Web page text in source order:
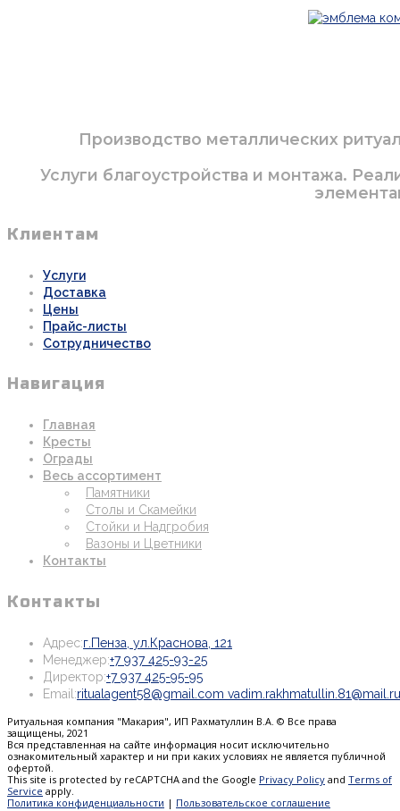
Производство металлических
Услуги благоустройства и монтажа.
Клиентам
Услуги
Доставка
Цены
Прайс-листы
Сотрудничество
Навигация
Главная
Кресты
Ограды
Весь ассортимент
Памятники
Столы и Скамейки
Стойки и Надгробия
Вазоны и Цветники
Контакты
Контакты
Адрес:г.Пенза, ул.Краснова, 121
вкладке
Менеджер:+7 937 425-93-25Откроется
вашем
Директор:+7 937 425-95-95Откроется
в
приложении
Email:ritualagent58@gmail.com vadim.rakhmatullin.81@mail.ru
Ритуальная компания "Макария", ИП Рахматуллин В.А. © Все права
защищены, 2021
Вся представленная на сайте информация носит исключительно
ознакомительный характер и ни при каких условиях не является публичной
офертой.
This site is protected by reCAPTCHA and the Google Privacy Policy and Terms of
Service apply.
Политика конфиденциальности | Пользовательское соглашение